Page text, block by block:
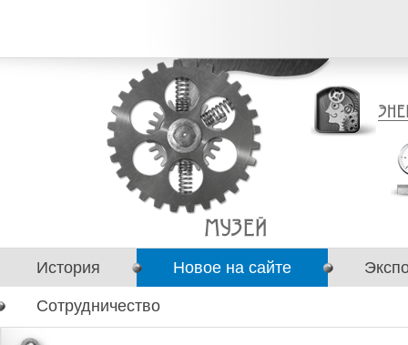
История Новое на сайте
Сотрудничество